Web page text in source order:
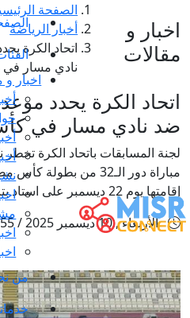
اخبار و
من
اخبار و
مقالات
الصفحة
أخبار الرياضة
اتحاد الكرة
نادي مسار
اتحاد الكرة يحدد
ضد نادي مسار في
لجنة المسابقات باتحاد الكرة
مباراة دور الـ32 من
إقامتها يوم 22 ديسمبر على استاد بتروسبورت.
الأربعاء , 10 ديسمبر 2025 / 07:55 م